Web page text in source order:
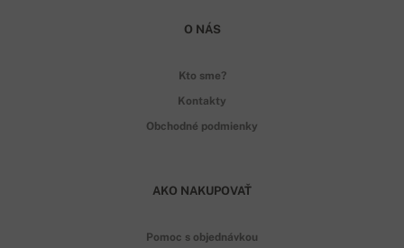
O NÁS
Kto sme?
Kontakty
Obchodné podmienky
AKO NAKUPOVAŤ
Pomoc s objednávkou